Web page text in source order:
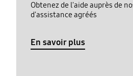
Obtenez de l'aide auprès de
d'assistance agréés
En savoir plus